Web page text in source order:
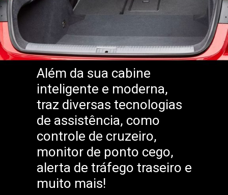
Além da sua cabine
inteligente e moderna,
traz diversas tecnologias
de assistência, como
controle de cruzeiro,
monitor de ponto cego,
alerta de tráfego traseiro e
muito mais!